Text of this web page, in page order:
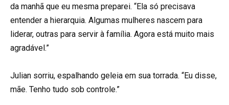
da manhã que eu mesma preparei. “Ela só precisava
entender a hierarquia. Algumas mulheres nascem para
liderar, outras para servir à família. Agora está muito mais
agradável.”
Julian sorriu, espalhando geleia em sua torrada. “Eu disse,
mãe. Tenho tudo sob controle.”